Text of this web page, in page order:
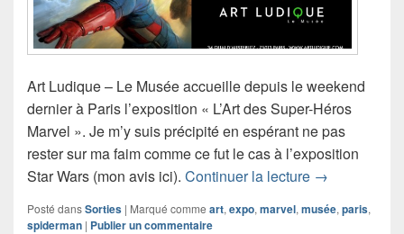
Art Ludique – Le Musée accueille depuis le weekend
dernier à Paris l’exposition « L’Art des Super-Héros
Marvel ». Je m’y suis précipité en espérant ne pas
rester sur ma faim comme ce fut le cas à l’exposition
Star Wars (mon avis ici). Continuer la lecture Expo : l’Art
→
Posté dansSorties | Marqué comme art, expo, marvel, musée, paris,
spiderman | Publier un commentaire